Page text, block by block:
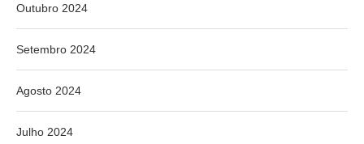
Outubro 2024
Setembro 2024
Agosto 2024
Julho 2024